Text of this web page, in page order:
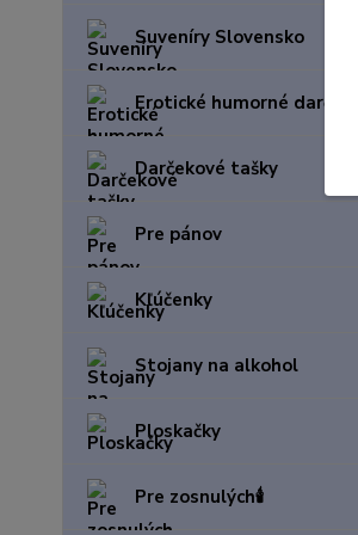
Suveníry Slovensko
Erotické humorné darčeky
Darčekové tašky
Pre pánov
Kľúčenky
Stojany na alkohol
Ploskačky
Pre zosnulých🕯️